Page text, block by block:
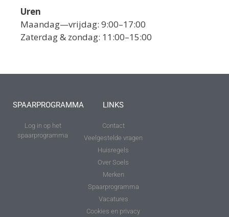
Uren
Maandag—vrijdag: 9:00–17:00
Zaterdag & zondag: 11:00–15:00
SPAARPROGRAMMA
Log in op het
spaarprogramma
LINKS
Contact
Veelgestelde vragen
Huisregels
Over Soels
Merken
Spaarprogramma
Vacatures
Cookies en privacy